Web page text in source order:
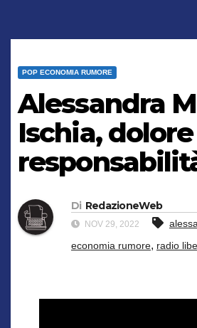
POP ECONOMIA RUMORE
Alessandra
Ischia,
Di RedazioneWeb
NOV 29, 2022
economia rumore, radio